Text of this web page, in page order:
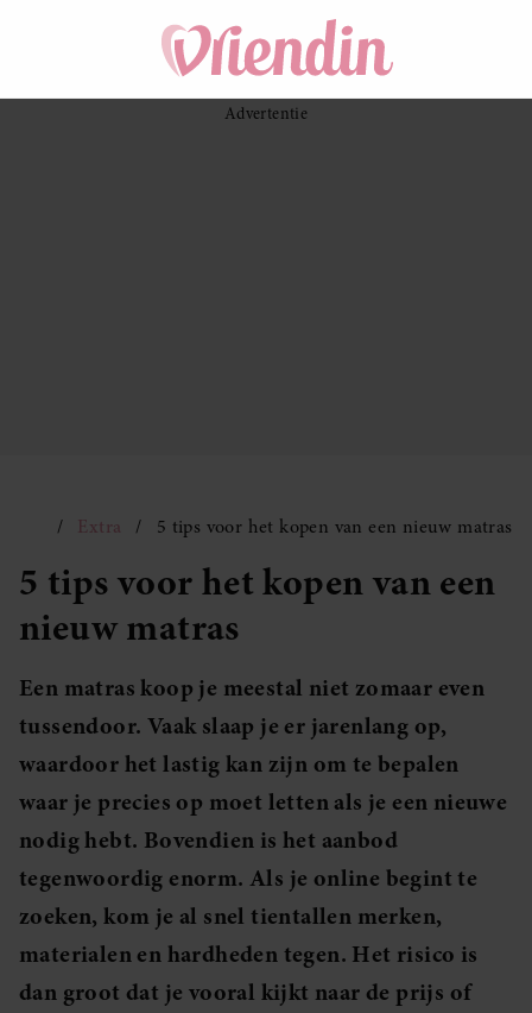
Extra 5 tips voor het kopen van een nieuw matras
5 tips voor het kopen van een
nieuw matras
Een matras koop je meestal niet zomaar even
tussendoor. Vaak slaap je er jarenlang op,
waardoor het lastig kan zijn om te bepalen
waar je precies op moet letten als je een nieuwe
nodig hebt. Bovendien is het aanbod
tegenwoordig enorm. Als je online begint te
zoeken, kom je al snel tientallen merken,
materialen en hardheden tegen. Het risico is
dan groot dat je vooral kijkt naar de prijs of